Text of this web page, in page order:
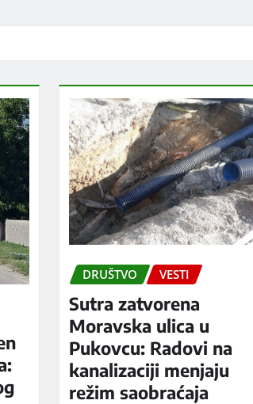
DRUŠTVO VESTI
Sutra zatvorena
Moravska ulica u
Pukovcu: Radovi na
kanalizaciji menjaju
režim saobraćaja